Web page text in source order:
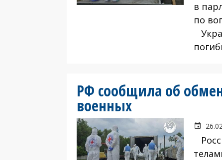
в
по
РФ сообщила об
военных